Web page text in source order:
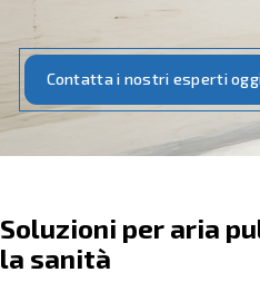
precisione chirurgica agli
per una fornitura di aria
contaminanti.